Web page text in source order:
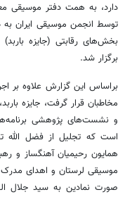
دارد، به همت دفتر موسیقی
بخش‌های رقابتی (جایزه
برگزار شد.
براساس این گزارش علاوه
مخاطبان قرار گرفت، جایزه
و نشست‌های پژوهشی
است که تجلیل از فضل الله
همایون رحیمیان آهنگساز و
موسیقی لرستان و اهدای
صورت نمادین به سید جلال